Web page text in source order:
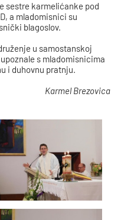
sestre karmelićanke pod
a mladomisnici su
blagoslov.
u samostanskoj
s mladomisnicima
i duhovnu pratnju.
Karmel Brezovica